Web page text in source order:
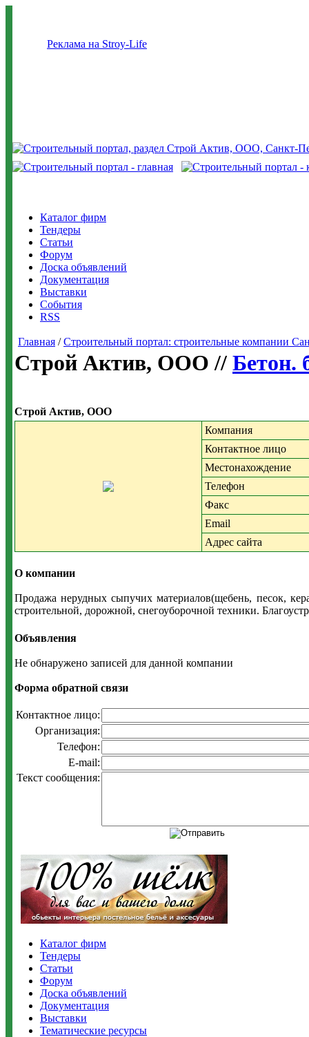
Реклама на Stroy-Life
Каталог фирм
Тендеры
Статьи
Форум
Доска объявлений
Документация
Выставки
События
RSS
Главная /Строительный портал: строительные компании
Строй Актив, ООО // Бетон.
Строй Актив, ООО
Компания
Контактное лицо
Местонахождение
Телефон
Факс
Email
Адрес сайта
О компании
Продажа нерудных сыпучих материалов(щебень, песок,
строительной, дорожной, снегоуборочной техники.
Объявления
Не обнаружено записей для данной компании
Форма обратной связи
Контактное лицо:
Организация:
Телефон:
E-mail:
Текст сообщения:
Каталог фирм
Тендеры
Статьи
Форум
Доска объявлений
Документация
Выставки
Тематические ресурсы